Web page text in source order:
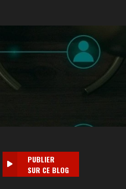
PUBLIER
SUR CE BLOG